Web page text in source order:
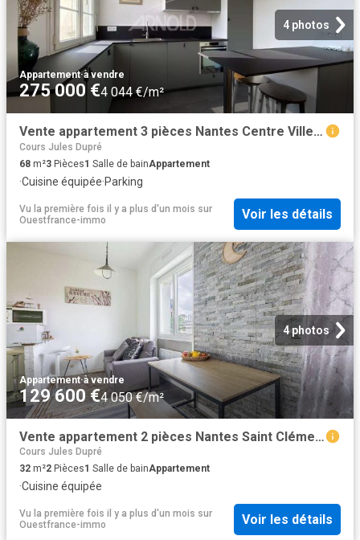
4 photos
Appartement·à vendre
275 000 €4 044 €/m²
Vente appartement 3 pièces Nantes Centre Ville 44
Cours Jules Dupré
68 m²3 Pièces1 Salle de bainAppartement
·Cuisine équipée·Parking
Vu la première fois il y a plus d'un mois sur
Ouestfrance-immo
Voir les détails
4 photos
Appartement·à vendre
129 600 €4 050 €/m²
Vente appartement 2 pièces Nantes Saint Clément Jardin des plantes 44
Cours Jules Dupré
32 m²2 Pièces1 Salle de bainAppartement
·Cuisine équipée
Vu la première fois il y a plus d'un mois sur
Ouestfrance-immo
Voir les détails